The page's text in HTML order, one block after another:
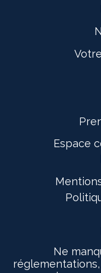
Espace
Ne